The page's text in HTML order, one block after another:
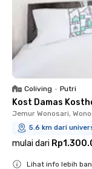
Coliving • Putri
Kost Damas
Jemur Wonosari,
5.6 km dari
mulai dari
Lihat info lebih